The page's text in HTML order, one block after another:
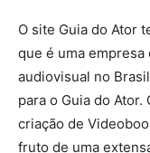
O site Guia do Ator
que é uma
audiovisual no
para o Guia do
criação de
fruto de uma